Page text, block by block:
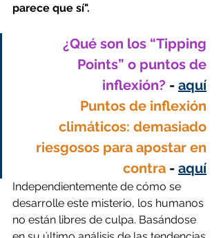
parece que sí".
¿Qué son los “Tipping
Points” o puntos de
inflexión? - aquí
Puntos de inflexión
climáticos: demasiado
riesgosos para apostar en
contra - aquí
Independientemente de cómo se
desarrolle este misterio, los humanos
no están libres de culpa. Basándose